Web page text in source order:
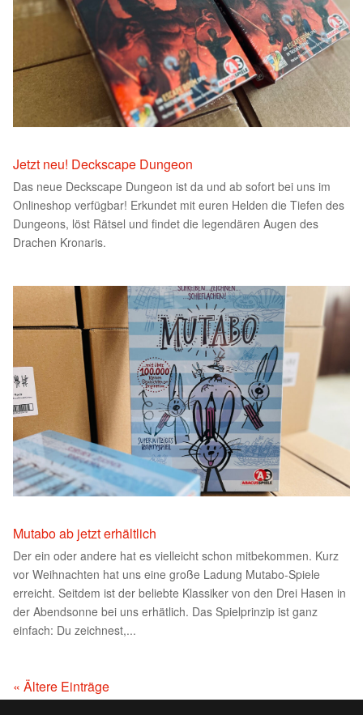
Jetzt neu! Deckscape Dungeon
Das neue Deckscape Dungeon ist da und ab sofort bei uns im
Onlineshop verfügbar! Erkundet mit euren Helden die Tiefen des
Dungeons, löst Rätsel und findet die legendären Augen des
Drachen Kronaris.
Mutabo ab jetzt erhältlich
Der ein oder andere hat es vielleicht schon mitbekommen. Kurz
vor Weihnachten hat uns eine große Ladung Mutabo-Spiele
erreicht. Seitdem ist der beliebte Klassiker von den Drei Hasen in
der Abendsonne bei uns erhätlich. Das Spielprinzip ist ganz
einfach: Du zeichnest,...
« Ältere Einträge